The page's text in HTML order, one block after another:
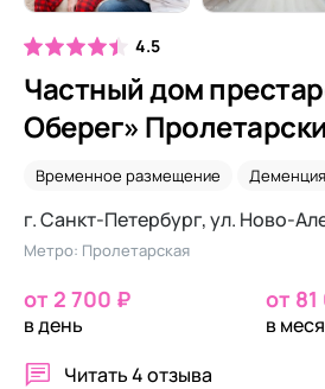
4.5
Частный дом
Оберег»
Временное размещение Деменция
г. Санкт-Петербург, ул. Ново-
Метро: Пролетарская
от 2 700 ₽
в день
от
в
Читать4 отзыва